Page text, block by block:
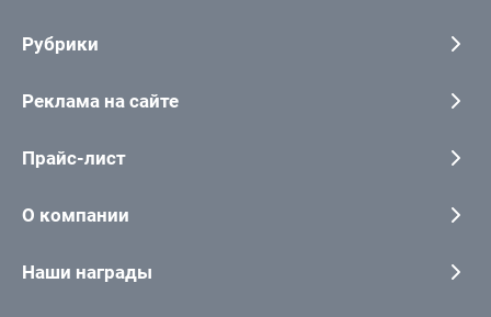
Рубрики
Реклама на сайте
Прайс-лист
О компании
Наши награды